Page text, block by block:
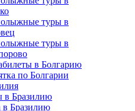
туры в
туры в
в Болгарию
по Болгарии
в Бразилию
в Бразилию